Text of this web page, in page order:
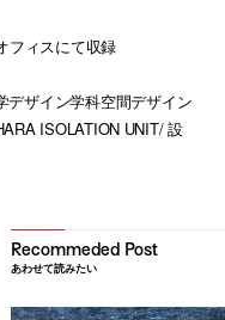
フィスにて収録
ザイン学科空間デザイン
ISOLATION UNIT/ 設
あわせて読みたい